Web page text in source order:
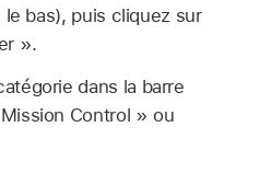
bas), puis cliquez sur
».
dans la barre
Control » ou